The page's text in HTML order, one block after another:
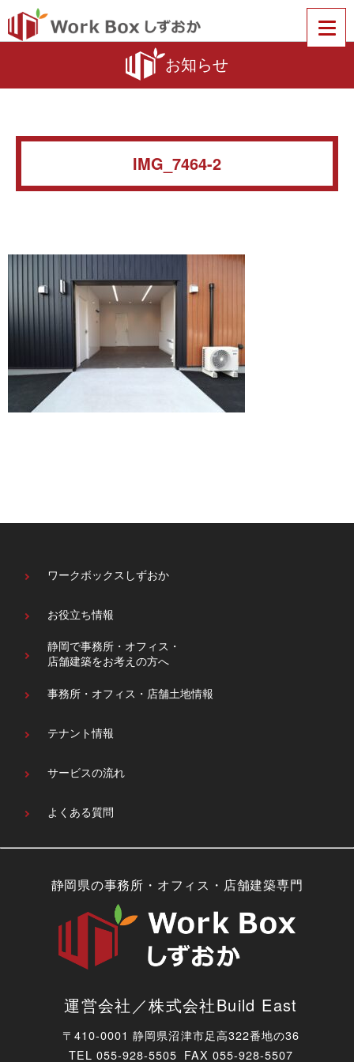
お知らせ
IMG_7464-2
ワークボックスしずおか
お役立ち情報
静岡で事務所・オフィス・
店舗建築をお考えの方へ
事務所・オフィス・ 店舗土地情報
テナント情報
サービスの流れ
よくある質問
静岡県の事務所・オフィス・店舗建築専門
運営会社／株式会社Build East
〒410-0001 静岡県沼津市足高322番地の36
TEL055-928-5505 FAX 055-928-5507